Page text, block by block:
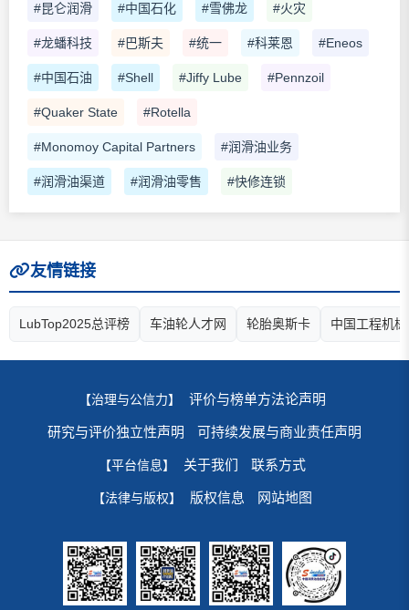
#昆仑润滑 #中国石化 #雪佛龙 #火灾
#龙蟠科技 #巴斯夫 #统一 #科莱恩 #Eneos
#中国石油 #Shell #Jiffy Lube #Pennzoil
#Quaker State #Rotella
#Monomoy Capital Partners #润滑油业务
#润滑油渠道 #润滑油零售 #快修连锁
友情链接
LubTop2025总评榜 车油轮人才网 轮胎奥斯卡 中国工程机
【治理与公信力】 评价与榜单方法论声明
研究与评价独立性声明 可持续发展与商业责任声明
【平台信息】 关于我们 联系方式
【法律与版权】 版权信息 网站地图